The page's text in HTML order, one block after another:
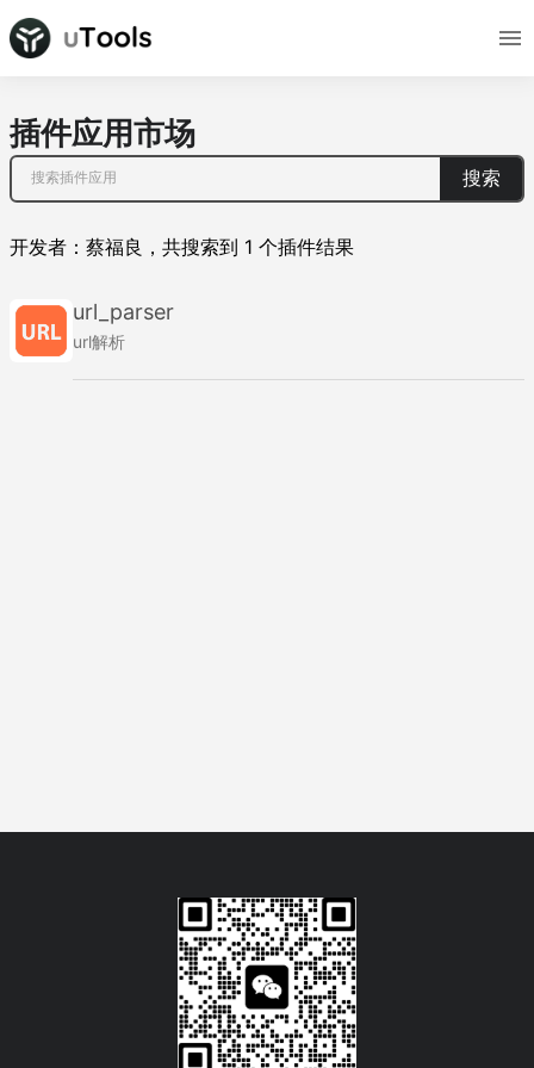
插件应用市场
搜索
开发者： 蔡福良 ， 共搜索到 1 个插件结果
url_parser
url解析